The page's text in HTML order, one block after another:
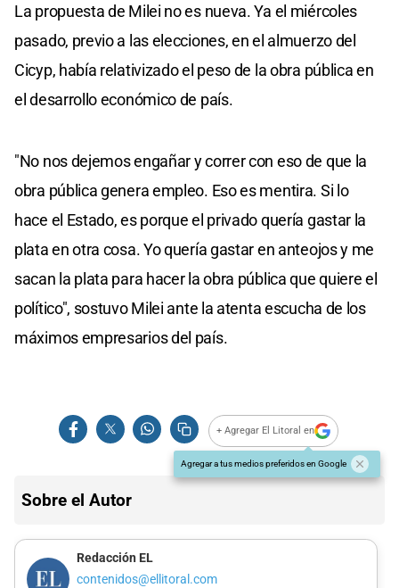
La propuesta de Milei no es nueva. Ya el miércoles
pasado, previo a las elecciones, en el almuerzo del
Cicyp, había relativizado el peso de la obra pública en
el desarrollo económico de país.
"No nos dejemos engañar y correr con eso de que la
obra pública genera empleo. Eso es mentira. Si lo
hace el Estado, es porque el privado quería gastar la
plata en otra cosa. Yo quería gastar en anteojos y me
sacan la plata para hacer la obra pública que quiere el
político", sostuvo Milei ante la atenta escucha de los
máximos empresarios del país.
+ Agregar El Litoral en
Agregar a tus medios preferidos en Google
Sobre el Autor
Redacción EL
contenidos@ellitoral.com